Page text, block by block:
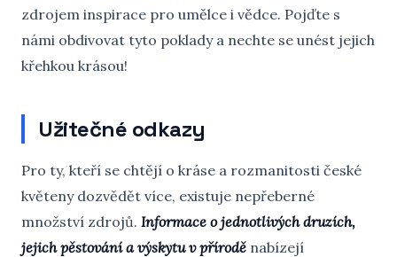
zdrojem inspirace pro umělce i vědce. Pojďte s
námi obdivovat tyto poklady a nechte se unést jejich
křehkou krásou!
Užitečné odkazy
Pro ty, kteří se chtějí o kráse a rozmanitosti české
květeny dozvědět více, existuje nepřeberné
množství zdrojů. Informace o jednotlivých druzích,
jejich pěstování a výskytu v přírodě nabízejí